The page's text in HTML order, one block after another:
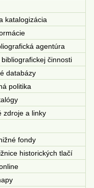
katalogizácia
agentúra
činnosti
databázy
politika
zdroje a linky
fondy
historických tlačí